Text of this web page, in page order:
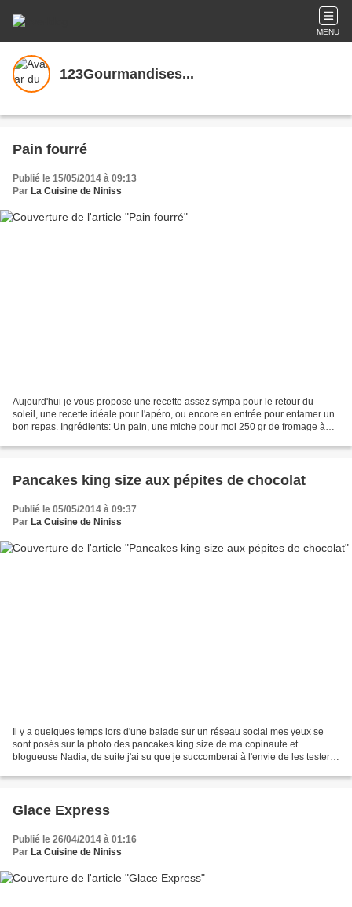
MENU
123Gourmandises...
Pain fourré
Publié le 15/05/2014 à 09:13
Par La Cuisine de Niniss
Aujourd'hui je vous propose une recette assez sympa pour le retour du
soleil, une recette idéale pour l'apéro, ou encore en entrée pour entamer un
bon repas. Ingrédients: Un pain, une miche pour moi 250 gr de fromage à
Pancakes king size aux pépites de chocolat
Publié le 05/05/2014 à 09:37
Par La Cuisine de Niniss
Il y a quelques temps lors d'une balade sur un réseau social mes yeux se
sont posés sur la photo des pancakes king size de ma copinaute et
blogueuse Nadia, de suite j'ai su que je succomberai à l'envie de les tester,
Glace Express
Publié le 26/04/2014 à 01:16
Par La Cuisine de Niniss